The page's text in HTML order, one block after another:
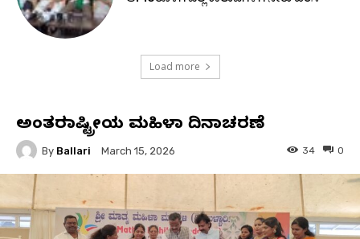
Load more